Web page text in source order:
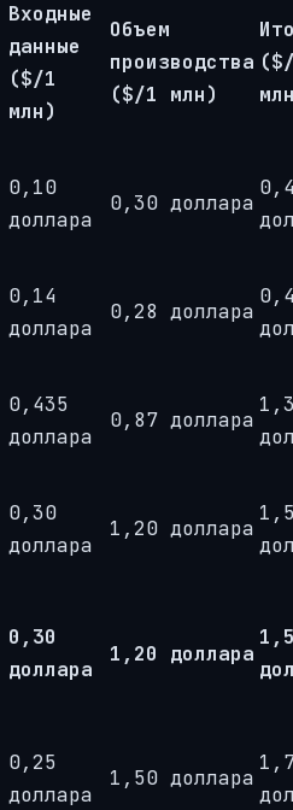
Входные
данные
($/1
млн)
Объем
производства
($/1 млн)
0,10
доллара
0,30 доллара
0,14
доллара
0,28 доллара
0,435
доллара
0,87 доллара
0,30
доллара
1,20 доллара
0,30
доллара
1,20 доллара
0,25
доллара
1,50 доллара